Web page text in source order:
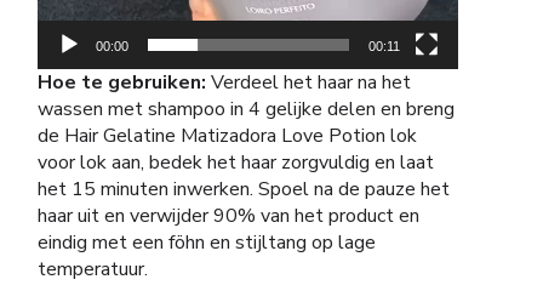
00:00 00:11
Hoe te gebruiken: Verdeel het haar na het
wassen met shampoo in 4 gelijke delen en breng
de Hair Gelatine Matizadora Love Potion lok
voor lok aan, bedek het haar zorgvuldig en laat
het 15 minuten inwerken. Spoel na de pauze het
haar uit en verwijder 90% van het product en
eindig met een föhn en stijltang op lage
temperatuur.